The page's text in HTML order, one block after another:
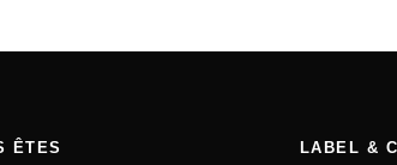
ÊTES LABEL &